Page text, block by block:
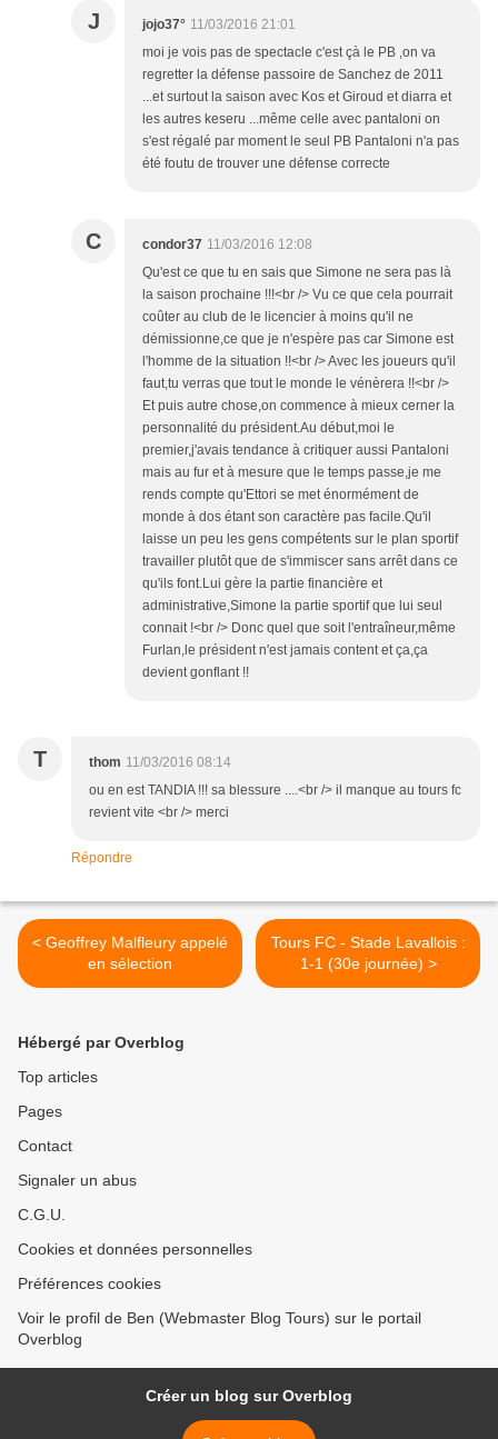
J jojo37° 11/03/2016 21:01
moi je vois pas de spectacle c'est çà le PB ,on va
regretter la défense passoire de Sanchez de 2011
...et surtout la saison avec Kos et Giroud et diarra et
les autres keseru ...même celle avec pantaloni on
s'est régalé par moment le seul PB Pantaloni n'a pas
été foutu de trouver une défense correcte
C condor37 11/03/2016 12:08
Qu'est ce que tu en sais que Simone ne sera pas là
la saison prochaine !!!<br /> Vu ce que cela pourrait
coûter au club de le licencier à moins qu'il ne
démissionne,ce que je n'espère pas car Simone est
l'homme de la situation !!<br /> Avec les joueurs qu'il
faut,tu verras que tout le monde le vénèrera !!<br />
Et puis autre chose,on commence à mieux cerner la
personnalité du président.Au début,moi le
premier,j'avais tendance à critiquer aussi Pantaloni
mais au fur et à mesure que le temps passe,je me
rends compte qu'Ettori se met énormément de
monde à dos étant son caractère pas facile.Qu'il
laisse un peu les gens compétents sur le plan sportif
travailler plutôt que de s'immiscer sans arrêt dans ce
qu'ils font.Lui gère la partie financière et
administrative,Simone la partie sportif que lui seul
connait !<br /> Donc quel que soit l'entraîneur,même
Furlan,le président n'est jamais content et ça,ça
devient gonflant !!
T thom 11/03/2016 08:14
ou en est TANDIA !!! sa blessure ....<br /> il manque au tours fc
revient vite <br /> merci
Répondre
< Geoffrey Malfleury appelé
en sélection
Tours FC - Stade Lavallois :
1-1 (30e journée) >
Hébergé par Overblog
Top articles
Pages
Contact
Signaler un abus
C.G.U.
Cookies et données personnelles
Préférences cookies
Voir le profil de Ben (Webmaster Blog Tours) sur le portail
Overblog
Créer un blog sur Overblog